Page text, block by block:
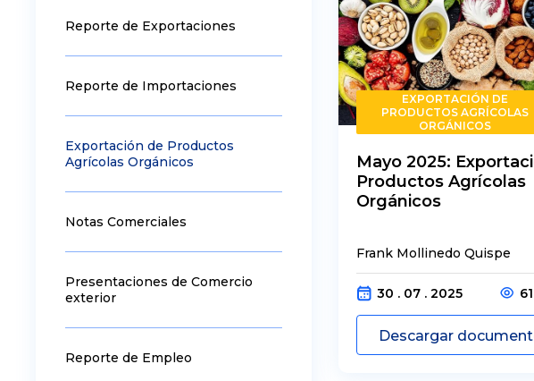
Reporte de Exportaciones
Reporte de Importaciones
Exportación de Productos
Agrícolas Orgánicos
Notas Comerciales
Presentaciones de Comercio
exterior
Reporte de Empleo
EXPORTACIÓN DE
PRODUCTOS AGRÍCOLAS
ORGÁNICOS
Mayo 2025:
Productos Agrícolas
Orgánicos
Frank Mollinedo Quispe
30 . 07 . 2025
Descargar